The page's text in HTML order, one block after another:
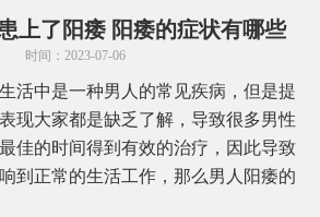
上了阳痿 阳痿的症状有哪些
时间：2023-07-06
活中是一种男人的常见疾病，但是提
现大家都是缺乏了解，导致很多男性
佳的时间得到有效的治疗，因此导致
到正常的生活工作，那么男人阳痿的